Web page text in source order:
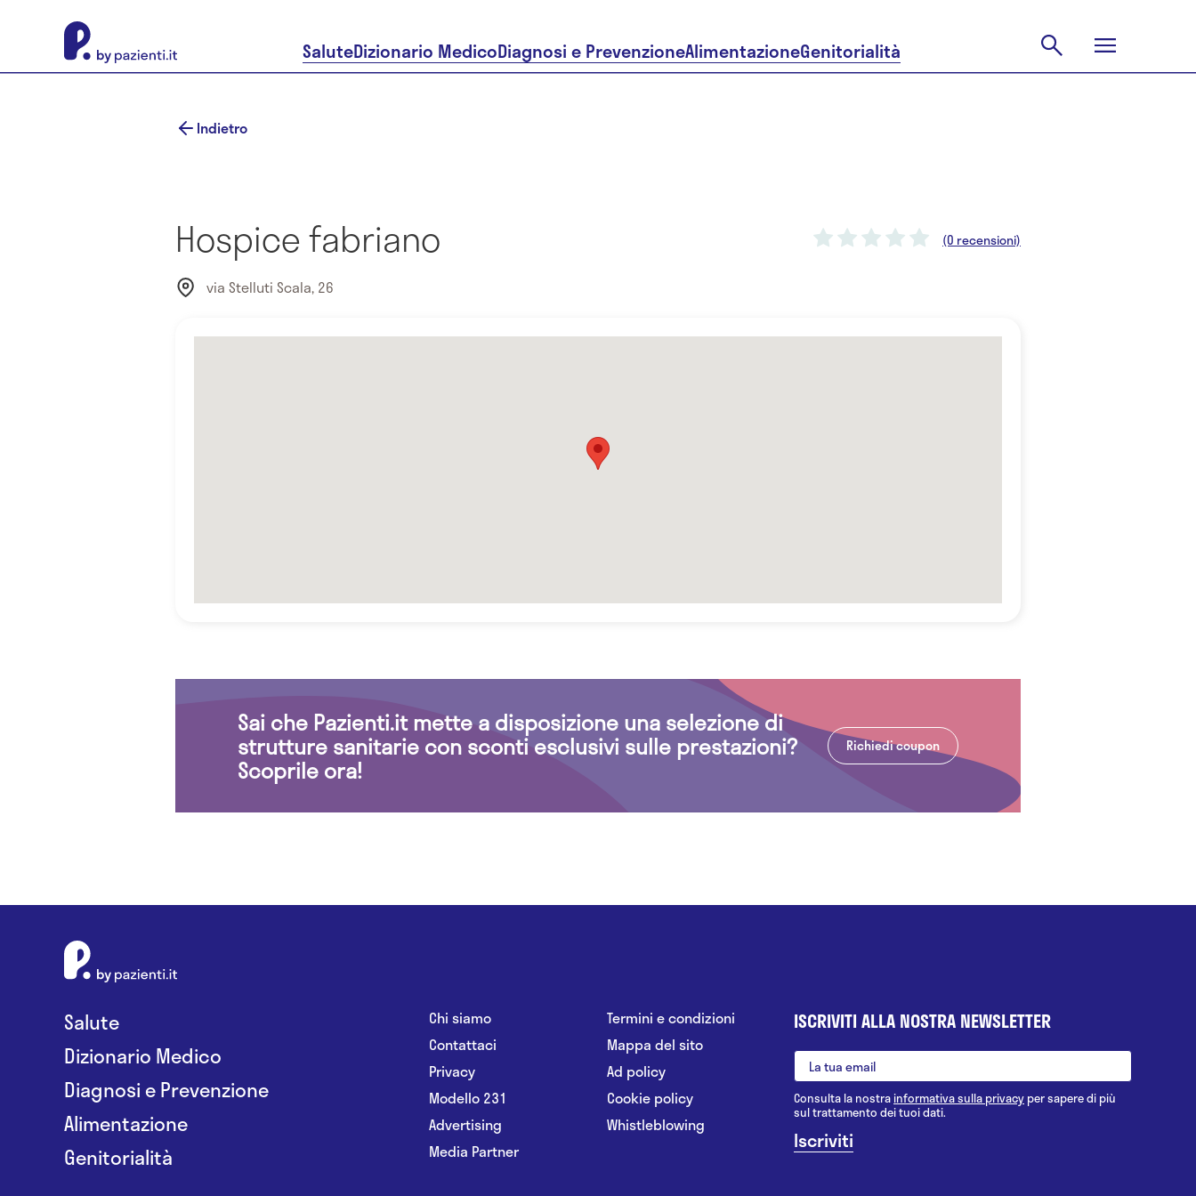
SaluteDizionario MedicoDiagnosi e PrevenzioneAlimentazioneGenitorialità
Indietro
Hospice fabriano (0 recensioni)
via Stelluti Scala, 26
Sai che Pazienti.it mette a disposizione una selezione di
strutture sanitarie con sconti esclusivi sulle prestazioni?
Scoprile ora!
Richiedi coupon
Salute
Dizionario Medico
Diagnosi e Prevenzione
Alimentazione
Genitorialità
Chi siamo
Contattaci
Privacy
Modello 231
Advertising
Media Partner
Termini e condizioni
Mappa del sito
Ad policy
Cookie policy
Whistleblowing
ISCRIVITI ALLA NOSTRA NEWSLETTER
Consulta la nostrainformativa sulla privacy per sapere di più
sul trattamento dei tuoi dati.